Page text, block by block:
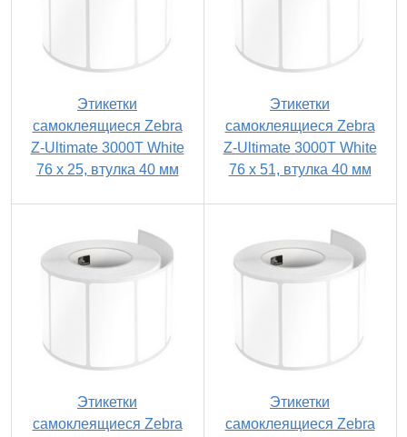
Этикетки
самоклеящиеся Zebra
Z-Ultimate 3000T White
76 x 25, втулка 40 мм
Этикетки
самоклеящиеся Zebra
Z-Ultimate 3000T White
76 x 51, втулка 40 мм
Этикетки
самоклеящиеся Zebra
Этикетки
самоклеящиеся Zebra